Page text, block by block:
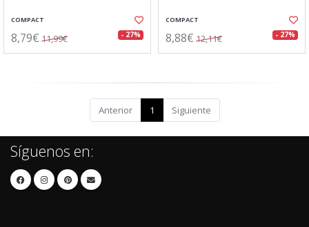
COMPACT
8,79€ 11,99€ - 27%
COMPACT
8,88€ 12,11€ - 27%
Anterior 1 Siguiente
Síguenos en: